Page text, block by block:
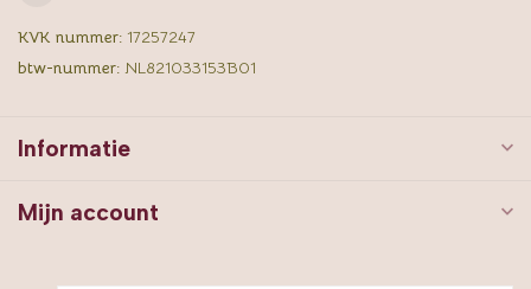
KVK nummer: 17257247
btw-nummer: NL821033153B01
Informatie
Mijn account